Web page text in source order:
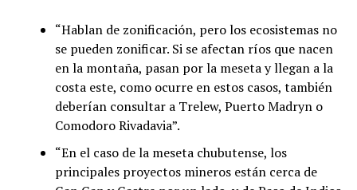
“Hablan de zonificación, pero los ecosistemas no
se pueden zonificar. Si se afectan ríos que nacen
en la montaña, pasan por la meseta y llegan a la
costa este, como ocurre en estos casos, también
deberían consultar a Trelew, Puerto Madryn o
Comodoro Rivadavia”.
“En el caso de la meseta chubutense, los
principales proyectos mineros están cerca de